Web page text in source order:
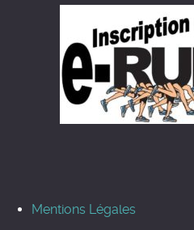
Mentions Légales